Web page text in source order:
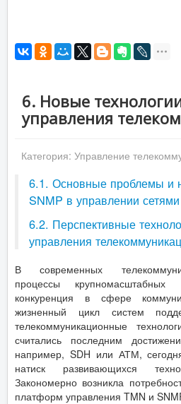
6. Новые
управления
Категория: Управление
6.1. Основные проблемы и
SNMP в управлении
6.2. Перспективные
управления
В современных
процессы крупномасштабных
конкуренция в сфере
жизненный цикл систем
телекоммуникационные
считались последним
например, SDH или АТМ,
натиск развивающихся
Закономерно возникла
платформ управления TMN и